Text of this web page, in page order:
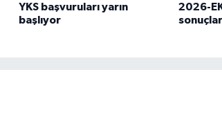
YKS başvuruları yarın
başlıyor
2026-